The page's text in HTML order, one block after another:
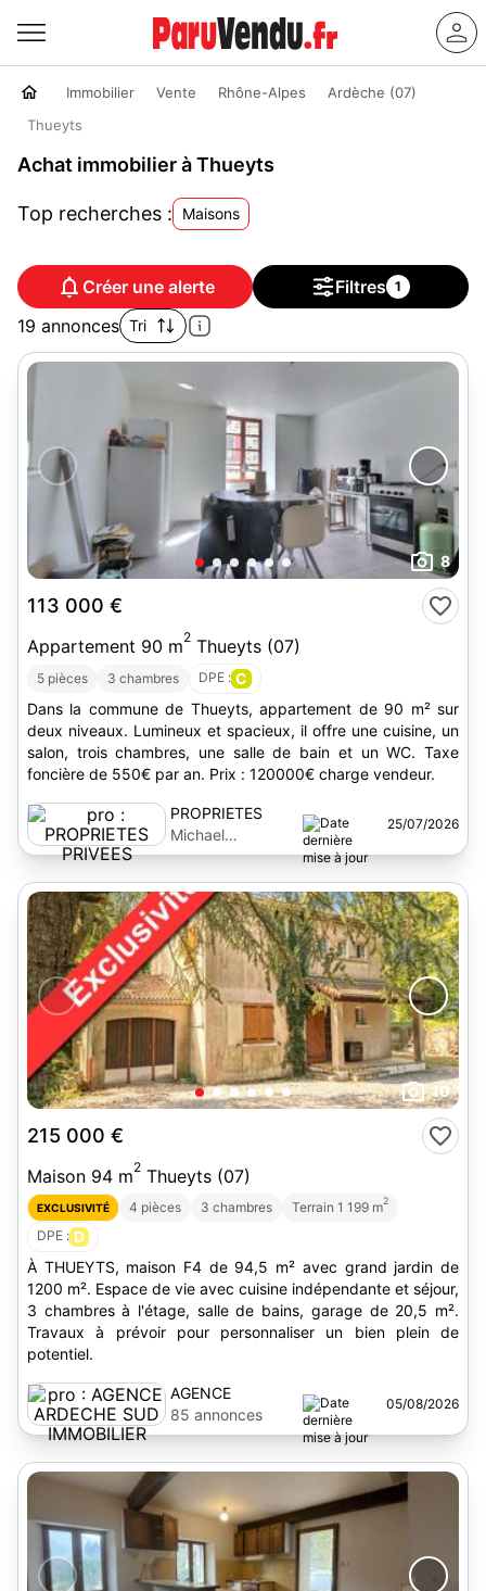
Immobilier Vente Rhône-Alpes
Ardèche (07)
Thueyts
Achat immobilier à Thueyts
Top recherches : Maisons
Créer une alerte Filtres 1
19 annonces Tri
8
113 000 €
Appartement 90 m2 Thueyts (07)
5 pièces 3 chambres DPE : C
Dans la commune de Thueyts, appartement de 90 m² sur
deux niveaux. Lumineux et spacieux, il offre une cuisine, un
salon, trois chambres, une salle de bain et un WC. Taxe
foncière de 550€ par an. Prix : 120000€ charge vendeur.
PROPRIETES
PRIVEES
Michael
Manzanero
25/07/2026
10
215 000 €
Maison 94 m2 Thueyts (07)
EXCLUSIVITÉ 4 pièces 3 chambres Terrain 1 199 m2
DPE : D
À THUEYTS, maison F4 de 94,5 m² avec grand jardin de
1200 m². Espace de vie avec cuisine indépendante et séjour,
3 chambres à l'étage, salle de bains, garage de 20,5 m².
Travaux à prévoir pour personnaliser un bien plein de
potentiel.
AGENCE
ARDECHE SUD
IMMOBILIER
85 annonces
05/08/2026